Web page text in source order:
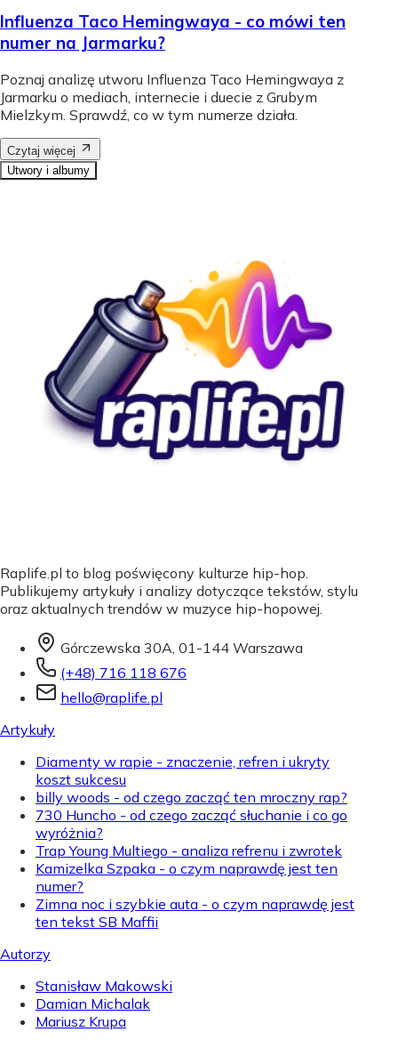
Influenza Taco Hemingwaya - co mówi ten
numer na Jarmarku?
Poznaj analizę utworu Influenza Taco Hemingwaya z
Jarmarku o mediach, internecie i duecie z Grubym
Mielzkym. Sprawdź, co w tym numerze działa.
Czytaj więcej
Utwory i albumy
Raplife.pl to blog poświęcony kulturze hip-hop.
Publikujemy artykuły i analizy dotyczące tekstów, stylu
oraz aktualnych trendów w muzyce hip-hopowej.
Górczewska 30A, 01-144 Warszawa
(+48) 716 118 676
hello@raplife.pl
Artykuły
Diamenty w rapie - znaczenie, refren i ukryty
koszt sukcesu
billy woods - od czego zacząć ten mroczny rap?
730 Huncho - od czego zacząć słuchanie i co go
wyróżnia?
Trap Young Multiego - analiza refrenu i zwrotek
Kamizelka Szpaka - o czym naprawdę jest ten
numer?
Zimna noc i szybkie auta - o czym naprawdę jest
ten tekst SB Maffii
Autorzy
Stanisław Makowski
Damian Michalak
Mariusz Krupa